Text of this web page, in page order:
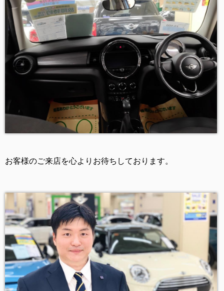
お客様のご来店を心よりお待ちしております。